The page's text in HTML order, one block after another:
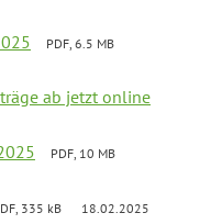
PDF, 6.5 MB
ab jetzt online
PDF, 10 MB
335 kB 18.02.2025